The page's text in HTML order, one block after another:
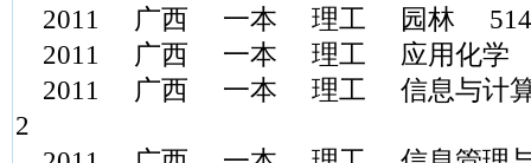
2011 广西 一本 理工 园林
2011 广西 一本 理工 应用化
2011 广西 一本 理工 信息与
2